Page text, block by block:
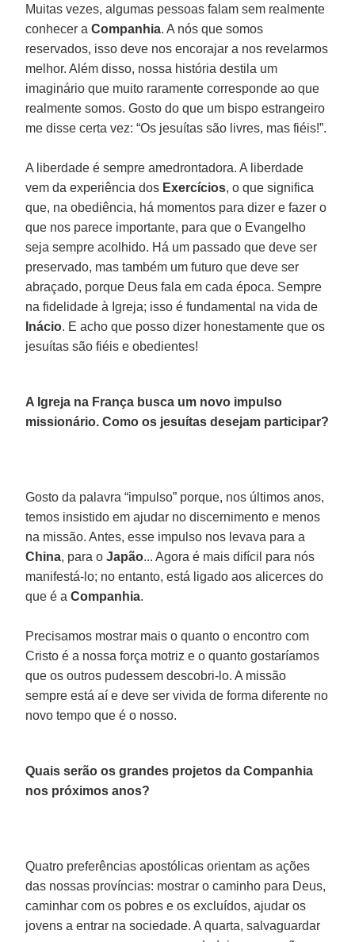
Muitas vezes, algumas pessoas falam sem realmente
conhecer aCompanhia. A nós que somos
reservados, isso deve nos encorajar a nos revelarmos
melhor. Além disso, nossa história destila um
imaginário que muito raramente corresponde ao que
realmente somos. Gosto do que um bispo estrangeiro
me disse certa vez: “Os jesuítas são livres, mas fiéis!”.
A liberdade é sempre amedrontadora. A liberdade
vem da experiência dos Exercícios, o que significa
que, na obediência, há momentos para dizer e fazer o
que nos parece importante, para que o Evangelho
seja sempre acolhido. Há um passado que deve ser
preservado, mas também um futuro que deve ser
abraçado, porque Deus fala em cada época. Sempre
na fidelidade à Igreja; isso é fundamental na vida de
Inácio. E acho que posso dizer honestamente que os
jesuítas são fiéis e obedientes!
A Igreja na França busca um novo impulso
missionário. Como os jesuítas desejam participar?
Gosto da palavra “impulso” porque, nos últimos anos,
temos insistido em ajudar no discernimento e menos
na missão. Antes, esse impulso nos levava para a
China, para oJapão... Agora é mais difícil para nós
manifestá-lo; no entanto, está ligado aos alicerces do
que é aCompanhia.
Precisamos mostrar mais o quanto o encontro com
Cristo é a nossa força motriz e o quanto gostaríamos
que os outros pudessem descobri-lo. A missão
sempre está aí e deve ser vivida de forma diferente no
novo tempo que é o nosso.
Quais serão os grandes projetos da Companhia
nos próximos anos?
Quatro preferências apostólicas orientam as ações
das nossas províncias: mostrar o caminho para Deus,
caminhar com os pobres e os excluídos, ajudar os
jovens a entrar na sociedade. A quarta, salvaguardar